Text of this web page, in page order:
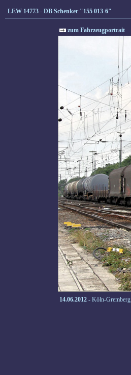
LEW 14773 - DB Schenker "155 013-6"
zum Fahrzeugportrait
14.06.2012 - Köln-Gremberg